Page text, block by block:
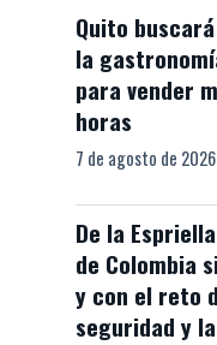
Quito
la
para vender
horas
7 de agosto de 2026
De la
de Colombia
y con el reto
seguridad y